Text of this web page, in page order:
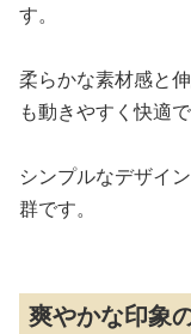
す。
柔らかな素材感と
も動きやすく快適で
シンプルなデザイ
群です。
爽やかな印象